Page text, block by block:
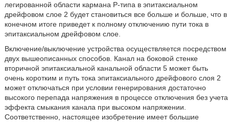
легированной области кармана Р-типа в эпитаксиальном
дрейфовом слое 2 будет становиться все больше и больше, что в
конечном итоге приведет к полному отключению пути тока в
эпитаксиальном дрейфовом слое.
Включение/выключение устройства осуществляется посредством
двух вышеописанных способов. Канал на боковой стенке
вторичной эпитаксиальной канальной области 5 может быть
очень коротким и путь тока эпитаксиального дрейфового слоя 2
может отключаться при условии генерирования достаточно
высокого перепада напряжения в процессе отключения без учета
эффекта смыкания канала при высоком напряжении.
Соответственно, настоящее изобретение имеет большие